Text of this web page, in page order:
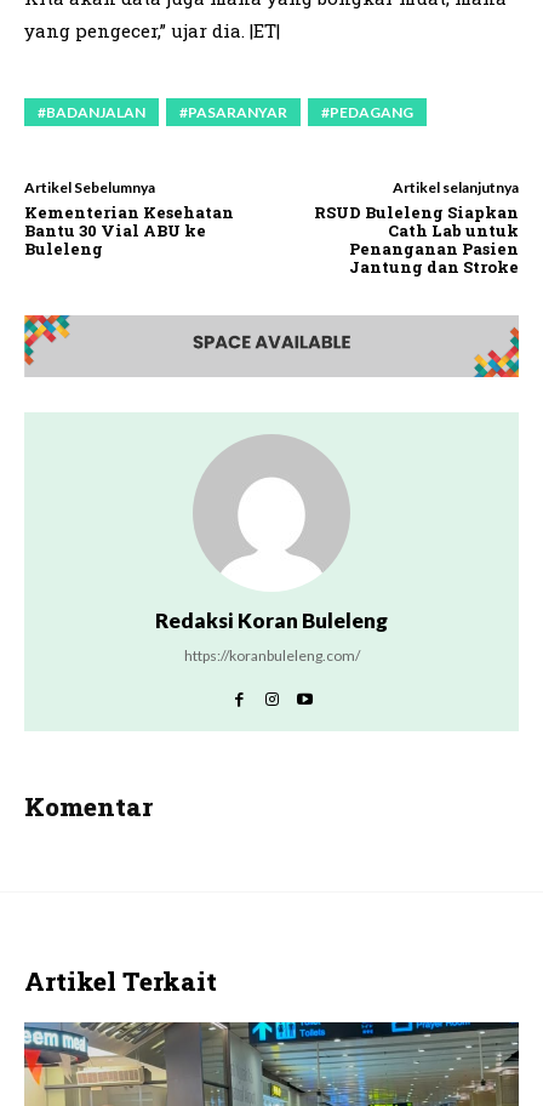
yang pengecer,” ujar dia. |ET|
#BADANJALAN #PASARANYAR #PEDAGANG
Artikel Sebelumnya
Kementerian Kesehatan
Bantu 30 Vial ABU ke
Buleleng
Artikel selanjutnya
RSUD Buleleng Siapkan
Cath Lab untuk
Penanganan Pasien
Jantung dan Stroke
Redaksi Koran Buleleng
https://koranbuleleng.com/
Komentar
Artikel Terkait